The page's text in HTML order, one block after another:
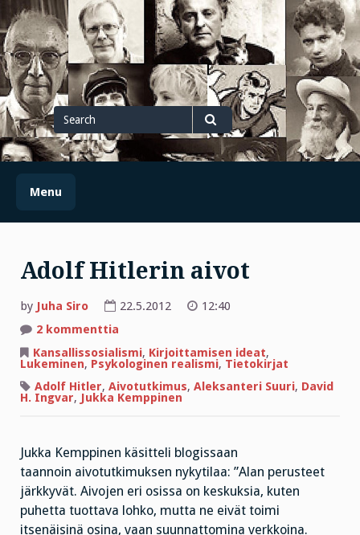
Skip
to
content
Search
for
Search
Menu
Adolf Hitlerin aivot
by Juha Siro 22.5.2012
12:40
2 kommenttia
Hitlerin
aivot
Kansallissosialismi, Kirjoittamisen ideat,
Lukeminen, Psykologinen realismi, Tietokirjat
Adolf Hitler, Aivotutkimus, Aleksanteri Suuri, David
H. Ingvar, Jukka Kemppinen
Jukka Kemppinen käsitteli blogissaan
taannoin aivotutkimuksen nykytilaa: ”Alan perusteet
järkkyvät. Aivojen eri osissa on keskuksia, kuten
puhetta tuottava lohko, mutta ne eivät toimi
itsenäisinä osina, vaan suunnattomina verkkoina.